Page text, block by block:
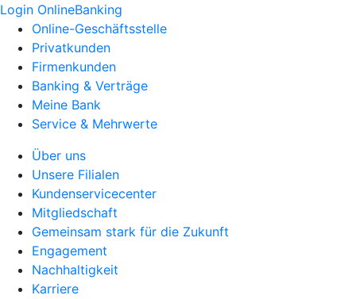
Login OnlineBanking
Online-Geschäftsstelle
Privatkunden
Firmenkunden
Banking & Verträge
Meine Bank
Service & Mehrwerte
Über uns
Unsere Filialen
Kundenservicecenter
Mitgliedschaft
Gemeinsam stark für die Zukunft
Engagement
Nachhaltigkeit
Karriere